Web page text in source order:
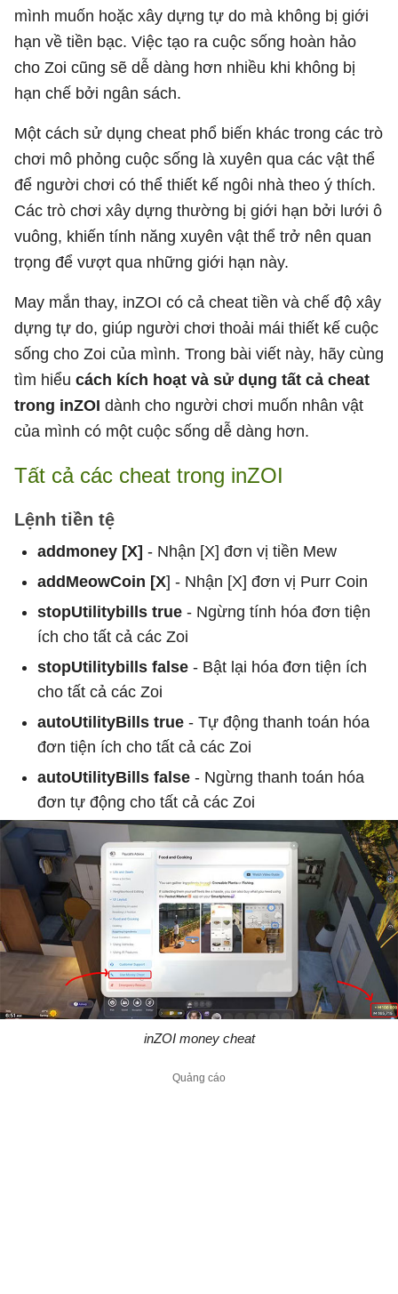
mình muốn hoặc xây dựng tự do mà không bị giới
hạn về tiền bạc. Việc tạo ra cuộc sống hoàn hảo
cho Zoi cũng sẽ dễ dàng hơn nhiều khi không bị
hạn chế bởi ngân sách.
Một cách sử dụng cheat phổ biến khác trong các trò
chơi mô phỏng cuộc sống là xuyên qua các vật thể
để người chơi có thể thiết kế ngôi nhà theo ý thích.
Các trò chơi xây dựng thường bị giới hạn bởi lưới ô
vuông, khiến tính năng xuyên vật thể trở nên quan
trọng để vượt qua những giới hạn này.
May mắn thay, inZOI có cả cheat tiền và chế độ xây
dựng tự do, giúp người chơi thoải mái thiết kế cuộc
sống cho Zoi của mình. Trong bài viết này, hãy cùng
tìm hiểu cách kích hoạt và sử dụng tất cả cheat
trong inZOI dành cho người chơi muốn nhân vật
của mình có một cuộc sống dễ dàng hơn.
Tất cả các cheat trong inZOI
Lệnh tiền tệ
addmoney [X] - Nhận [X] đơn vị tiền Mew
addMeowCoin [X] - Nhận [X] đơn vị Purr Coin
stopUtilitybills true - Ngừng tính hóa đơn tiện
ích cho tất cả các Zoi
stopUtilitybills false - Bật lại hóa đơn tiện ích
cho tất cả các Zoi
autoUtilityBills true - Tự động thanh toán hóa
đơn tiện ích cho tất cả các Zoi
autoUtilityBills false - Ngừng thanh toán hóa
đơn tự động cho tất cả các Zoi
inZOI money cheat